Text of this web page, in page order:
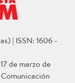
| ISSN: 1606 -
de marzo de